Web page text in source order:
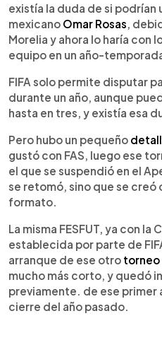
existía la duda de si
mexicano Omar Rosas,
Morelia y ahora lo haría con
equipo en un año-
FIFA solo permite disputar
durante un año, aunque
hasta en tres, y existía esa
Pero hubo un pequeño
gustó con FAS, luego ese
el que se suspendió en el
se retomó, sino que se
formato.
La misma FESFUT, ya con
establecida por parte de
arranque de ese otro torneo
mucho más corto, y quedó
previamente. de ese primer
cierre del año pasado.